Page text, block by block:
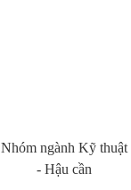
Nhóm ngành Kỹ thuật
- Hậu cần